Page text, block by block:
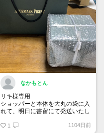
なかもとん
リキ様専用
ショッパーと本体を大丸の袋に入
れて、明日に書留にて発送いたし
宜しくお願い致します。
1 1104日前